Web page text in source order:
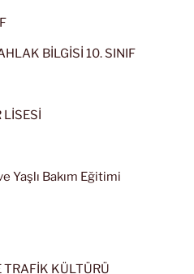
BİLGİSİ 10. SINIF
LİSESİ
Yaşlı Bakım Eğitimi
TRAFİK KÜLTÜRÜ